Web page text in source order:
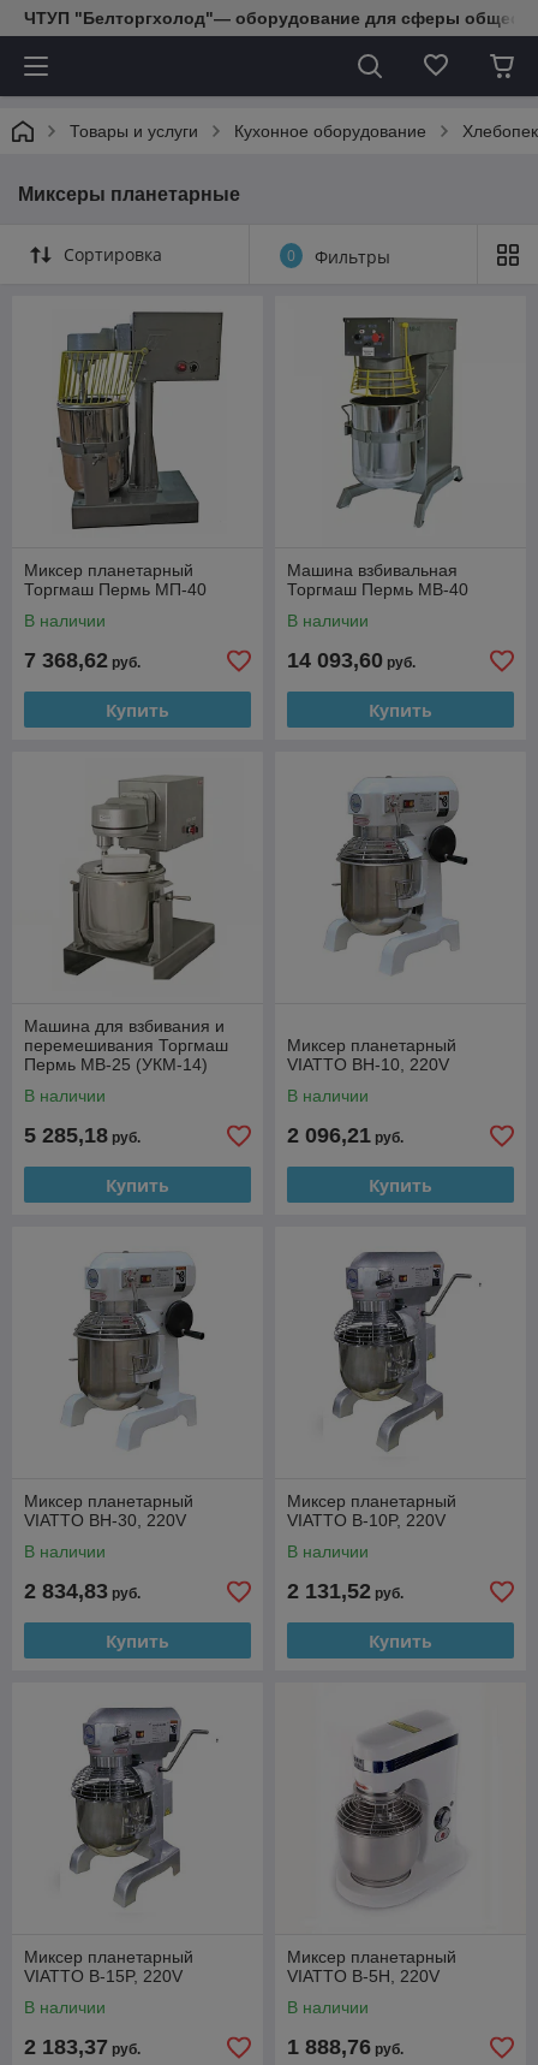
ЧТУП "Белторгхолод"— оборудование для сферы
Товары и услуги Кухонное оборудование
Миксеры планетарные
Сортировка 0 Фильтры
Миксер планетарный
Торгмаш Пермь МП-40
В наличии
7 368,62 руб.
Купить
Машина взбивальная
Торгмаш Пермь МВ-40
В наличии
14 093,60 руб.
Купить
Машина для взбивания и
перемешивания Торгмаш
Пермь МВ-25 (УКМ-14)
В наличии
5 285,18 руб.
Купить
Миксер планетарный
VIATTO BH-10, 220V
В наличии
2 096,21 руб.
Купить
Миксер планетарный
VIATTO BH-30, 220V
В наличии
2 834,83 руб.
Купить
Миксер планетарный
VIATTO B-10P, 220V
В наличии
2 131,52 руб.
Купить
Миксер планетарный
VIATTO B-15P, 220V
В наличии
2 183,37 руб.
Миксер планетарный
VIATTO B-5H, 220V
В наличии
1 888,76 руб.